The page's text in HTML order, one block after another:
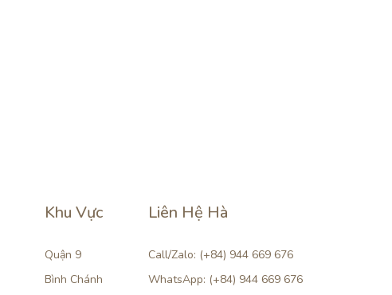
Khu Vực
Quận 9
Bình Chánh
Liên Hệ Hà
Call/Zalo: (+84) 944 669 676
WhatsApp: (+84) 944 669 676